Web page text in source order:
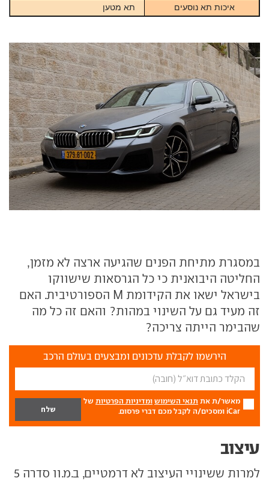
איכות תא נוסעים
תא מטען
במסגרת מתיחת הפנים שהגיעה ארצה לא מזמן,
החליטה היבואנית כי כל הגרסאות שישווקו
בישראל ישאו את הקידומת M הספורטיבית. האם
זה מעיד גם על השינוי במהות? והאם זה כל מה
שהבימר הייתה צריכה?
הירשמו לקבלת עדכונים ומבצעים בעולם הרכב
מאשר/ת את תנאי השימוש ומדיניות הפרטיות של
iCar ומסכים/ה לקבל מכם דברי פרסום.
עיצוב
למרות ששינויי העיצוב לא דרמטיים, ב.מ.וו סדרה 5